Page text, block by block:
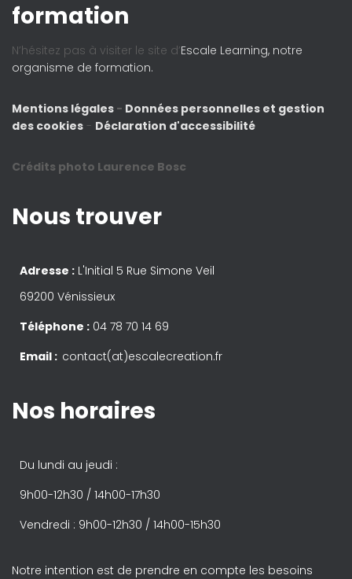
formation
N’hésitez pas à visiter le site d’Escale Learning, notre
organisme de formation.
Mentions légales - Données personnelles et gestion
des cookies - Déclaration d'accessibilité
Crédits photo Laurence Bosc
Nous trouver
Adresse : L'Initial 5 Rue Simone Veil
69200 Vénissieux
Téléphone : 04 78 70 14 69
Email : contact(at)escalecreation.fr
Nos horaires
Du lundi au jeudi :
9h00-12h30 / 14h00-17h30
Vendredi : 9h00-12h30 / 14h00-15h30
Notre intention est de prendre en compte les besoins